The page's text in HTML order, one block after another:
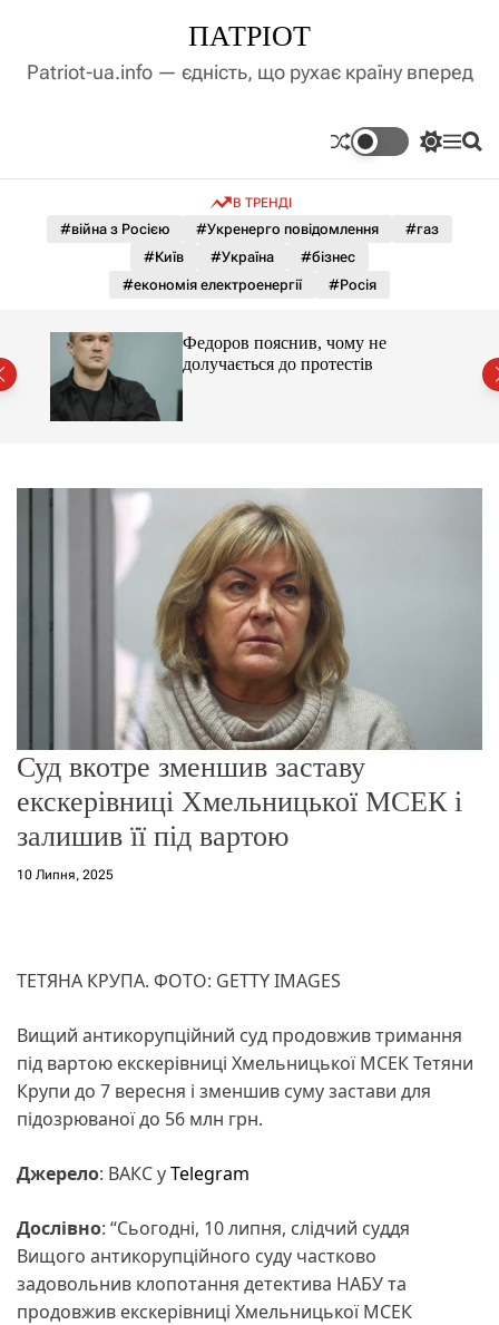
д
у
ПАТРІОТ
Patriot-ua.info — єдність, що рухає країну вперед
П
м
г
М П
В ТРЕНДІ
#війна з Росією #Укренерго повідомлення
#газ
#Київ
#Україна
#бізнес
#економія електроенергії
#Росія
Федоров пояснив, чому не
долучається до протестів
Суд вкотре зменшив заставу
екскерівниці Хмельницької МСЕК і
залишив її під вартою
10 Липня, 2025
ТЕТЯНА КРУПА. ФОТО: GETTY IMAGES
Вищий антикорупційний суд продовжив тримання
під вартою екскерівниці Хмельницької МСЕК Тетяни
Крупи до 7 вересня і зменшив суму застави для
підозрюваної до 56 млн грн.
Джерело: ВАКС уTelegram
Дослівно: “Сьогодні, 10 липня, слідчий суддя
Вищого антикорупційного суду частково
задовольнив клопотання детектива НАБУ та
продовжив екскерівниці Хмельницької МСЕК